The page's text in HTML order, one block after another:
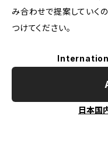
み合わせで提案していく
つけてください。
日本国